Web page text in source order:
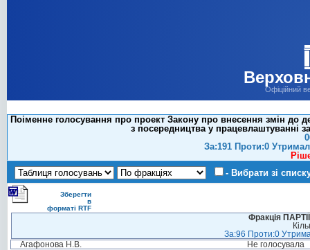
Офіційний
Поіменне голосування про проект Закону про внесення змін до
з посередництва у працевлаштуванні
За:191 Проти:0
- Вибрати зі
Зберегти
в
форматі RTF
Фракція
За:96 Проти:0
Агафонова Н.В.
Не голосувала